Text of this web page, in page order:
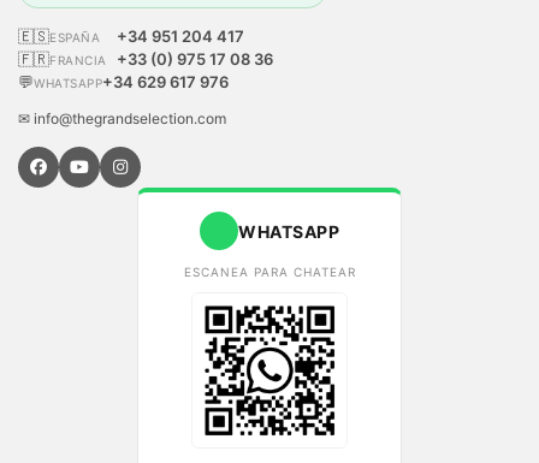
🇪🇸ESPAÑA
+34 951 204 417
🇫🇷FRANCIA
+33 (0) 975 17 08 36
💬WHATSAPP+34 629 617 976
✉ info@thegrandselection.com
WHATSAPP
ESCANEA PARA CHATEAR